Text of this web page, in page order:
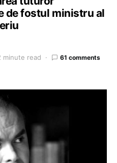
de fostul ministru al
minute read 61 comments